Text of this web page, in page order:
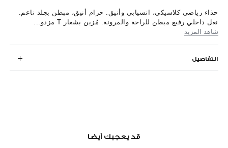
حذاء رياضي كلاسيكي، انسيابي وأنيق. حزام أنيق، مبطن بجلد ناعم.
نعل داخلي رفيع مبطن للراحة والمرونة. مُزين بشعار T مزدو...
شاهد المزيد
التفاصيل
قد يعجبك أيضا